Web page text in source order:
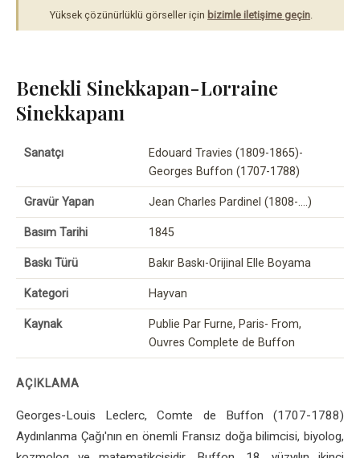
Yüksek çözünürlüklü görseller için bizimle iletişime geçin
Benekli Sinekkapan-Lorraine
Sinekkapanı
Sanatçı
Edouard Travies (1809-1865)-
Georges Buffon (1707-1788)
Gravür Yapan Jean Charles Pardinel (1808-….)
Basım Tarihi 1845
Baskı Türü Bakır Baskı-Orijinal Elle Boyama
Kategori Hayvan
Kaynak
Publie Par Furne, Paris- From,
Ouvres Complete de Buffon
AÇIKLAMA
Georges-Louis Leclerc, Comte de Buffon (1707-1788)
Aydınlanma Çağı'nın en önemli Fransız doğa bilimcisi, biyolog,